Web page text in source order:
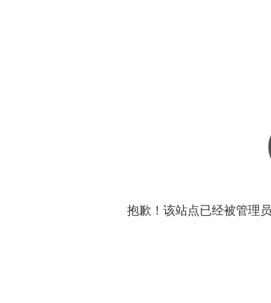
抱歉！该站点已经被管理